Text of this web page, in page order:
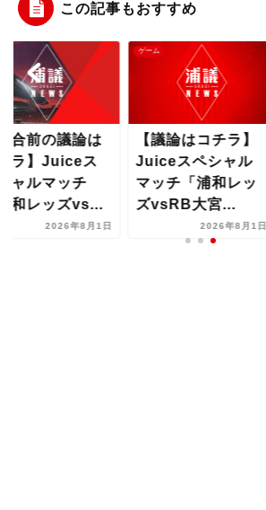
この記事もおすすめ
合前の議論は
ラ】Juiceス
ャルマッチ
和レッズvs...
2026年8月1日
ゲーム
【議論はコチラ】
Juiceスペシャル
マッチ「浦和レッ
ズvsRB大宮...
2026年8月1日